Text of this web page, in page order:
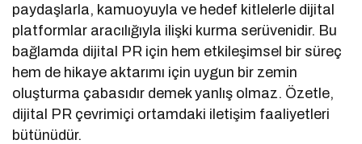
paydaşlarla, kamuoyuyla ve hedef kitlelerle dijital
platformlar aracılığıyla ilişki kurma serüvenidir. Bu
bağlamda dijital PR için hem etkileşimsel bir süreç
hem de hikaye aktarımı için uygun bir zemin
oluşturma çabasıdır demek yanlış olmaz. Özetle,
dijital PR çevrimiçi ortamdaki iletişim faaliyetleri
bütünüdür.